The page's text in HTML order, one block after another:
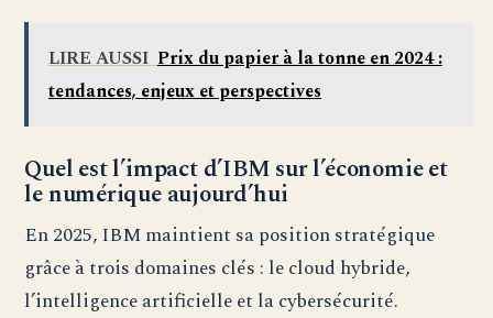
LIRE AUSSI Prix du papier à la tonne en 2024 :
tendances, enjeux et perspectives
Quel est l’impact d’IBM sur l’économie et
le numérique aujourd’hui
En 2025, IBM maintient sa position stratégique
grâce à trois domaines clés : le cloud hybride,
l’intelligence artificielle et la cybersécurité.